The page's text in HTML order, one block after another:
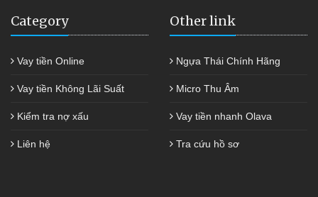
Category
Vay tiền Online
Vay tiền Không Lãi Suất
Kiểm tra nợ xấu
Liên hệ
Other link
Ngựa Thái Chính Hãng
Micro Thu Âm
Vay tiền nhanh Olava
Tra cứu hồ sơ